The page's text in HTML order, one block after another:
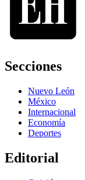
Secciones
Nuevo León
México
Internacional
Economía
Deportes
Editorial